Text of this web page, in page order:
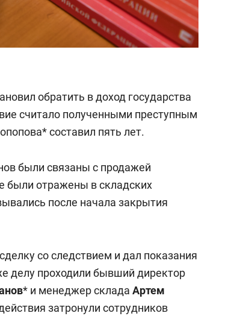
обратить в доход государства
считало полученными преступным
составил пять лет.
были связаны с продажей
были отражены в складских
после начала закрытия
со следствием и дал показания
делу проходили бывший директор
* и менеджер склада Артем
затронули сотрудников